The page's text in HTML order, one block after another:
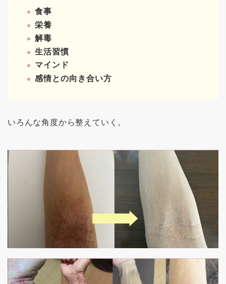
食事
栄養
解毒
生活習慣
マインド
感情との向き合い方
いろんな角度から整えていく。